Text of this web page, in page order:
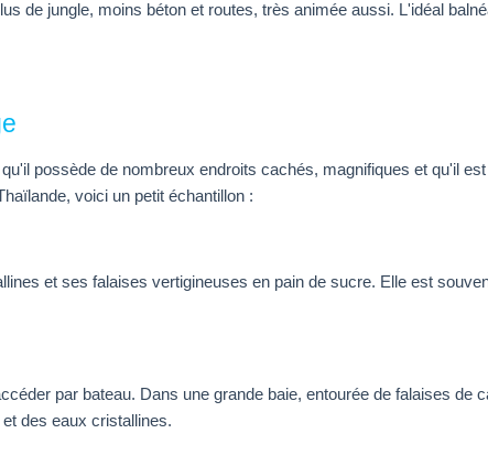
de jungle, moins béton et routes, très animée aussi. L'idéal
possède de nombreux endroits cachés, magnifiques et qu'il
voici un petit échantillon :
et ses falaises vertigineuses en pain de sucre. Elle est
par bateau. Dans une grande baie, entourée de falaises de
des eaux cristallines.